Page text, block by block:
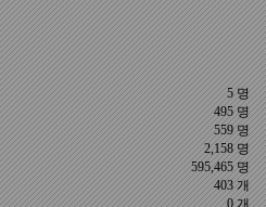
5 명
495 명
559 명
2,158 명
595,465 명
403 개
0 개